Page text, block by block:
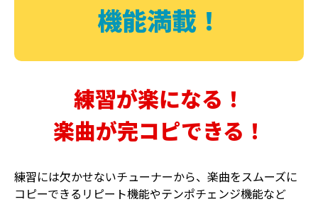
DELAY PHASER
機能満載！
練習が楽になる！
楽曲が完コピできる！
練習には欠かせないチューナーから、楽曲をスムーズに
コピーできるリピート機能やテンポチェンジ機能など